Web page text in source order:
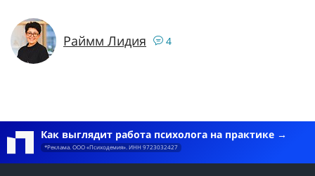
Раймм Лидия 4
Как выглядит работа психолога на практике
*Реклама. ООО «Психодемия». ИНН 9723032427